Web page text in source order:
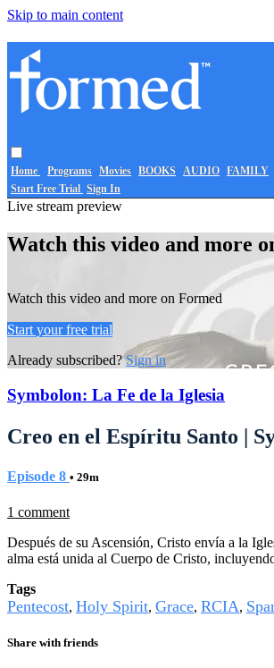
Skip to main content
Home Programs Movies BOOKS AUDIO FAMILY
Start Free Trial Sign In
Live stream preview
Watch this video and more
Watch this video and more on Formed
Start your free trial
Already subscribed?Sign in
Symbolon: La Fe de la Iglesia
Creo en el Espíritu Santo |
Episode 8 • 29m
1 comment
Después de su Ascensión, Cristo envía a la
alma está unida al Cuerpo de Cristo,
Tags
Pentecost, Holy Spirit, Grace, RCIA,
Share with friends